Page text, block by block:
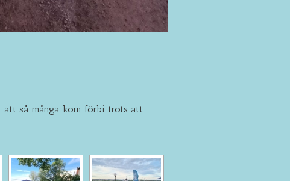
att så många kom förbi trots att